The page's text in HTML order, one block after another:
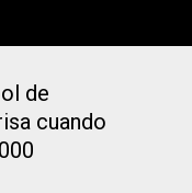
de
cuando